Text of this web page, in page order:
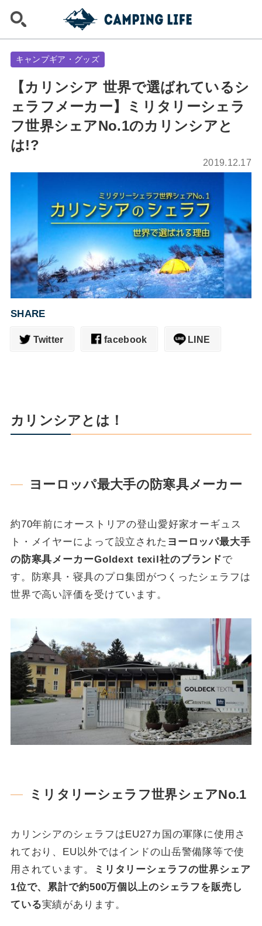
キャンプギア・グッズ
【カリンシア 世界で選ばれているシ
ェラフメーカー】ミリタリーシェラ
フ世界シェアNo.1のカリンシアと
は!?
2019.12.17
SHARE
Twitter facebook LINE
カリンシアとは！
ヨーロッパ最大手の防寒具メーカー
約70年前にオーストリアの登山愛好家オーギュス
ト・メイヤーによって設立された ヨーロッパ最大手
の防寒具メーカーGoldext texil社のブランドで
す。防寒具・寝具のプロ集団がつくったシェラフは
世界で高い評価を受けています。
ミリタリーシェラフ世界シェアNo.1
カリンシアのシェラフはEU27カ国の軍隊に使用さ
れており、EU以外ではインドの山岳警備隊等で使
用されています。
ミリタリーシェラフの世界シェア
1位で、累計で約500万個以上のシェラフを販売し
ている実績があります。